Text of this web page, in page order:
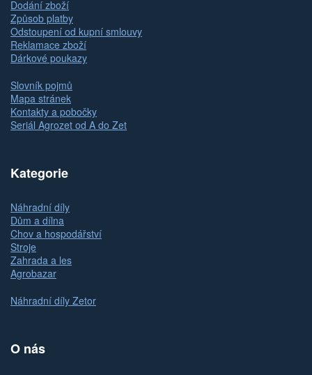
Dodání zboží
Způsob platby
Odstoupení od kupní smlouvy
Reklamace zboží
Dárkové poukazy
Slovník pojmů
Mapa stránek
Kontakty a pobočky
Seriál Agrozet od A do Zet
Kategorie
Náhradní díly
Dům a dílna
Chov a hospodářství
Stroje
Zahrada a les
Agrobazar
Náhradní díly Zetor
O nás